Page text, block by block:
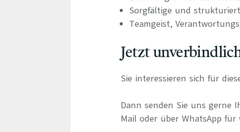
Sorgfältige und
Teamgeist,
Jetzt
Sie interessieren sich für
Dann senden Sie uns gerne
Mail oder über WhatsApp